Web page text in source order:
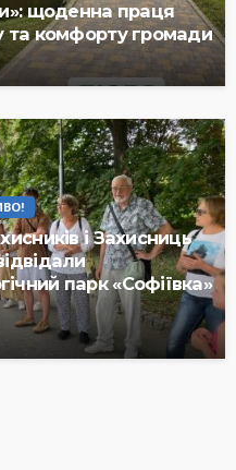
щоденна праця
та комфорту громади
і Захисниць
парк «Софіївка»